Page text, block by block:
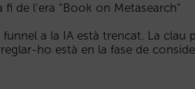
fi de l’era “Book on Metasearch”
funnel a la IA està trencat. La clau
ho està en la fase de